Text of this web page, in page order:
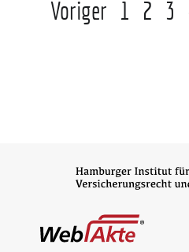
Voriger 1 2 3